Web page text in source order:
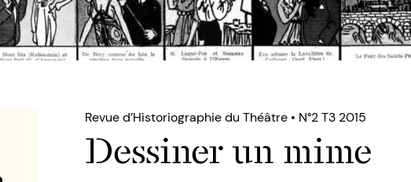
Revue d’Historiographie du Théâtre • N°2 T3 2015
Dessiner un mime